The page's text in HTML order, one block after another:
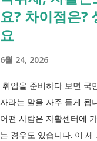
요? 차이점은?
요
6월 24, 2026
취업을 준비하다 보면 국
자라는 말을 자주 듣게 됩
어떤 사람은 자활센터에
는 경우도 있습니다. 이 세